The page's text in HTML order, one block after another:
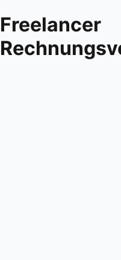
Freelancer